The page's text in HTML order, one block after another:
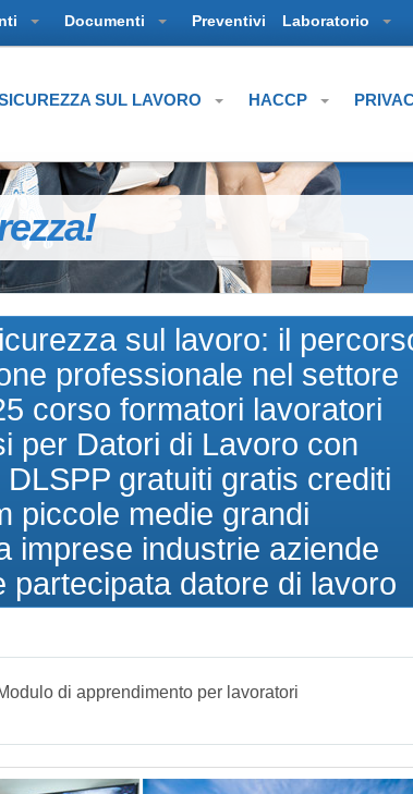
Documenti Preventivi Laboratorio
SUL LAVORO HACCP
sul lavoro: il
professionale nel settore
corso formatori lavoratori
per Datori di Lavoro con
gratuiti gratis crediti
piccole medie grandi
imprese industrie aziende
partecipata datore di lavoro
di apprendimento per lavoratori